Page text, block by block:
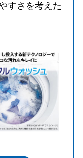
すさを考えた